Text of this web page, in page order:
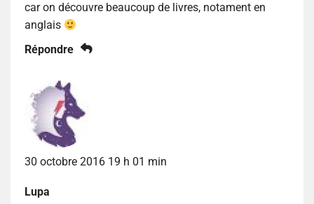
car on découvre beaucoup de livres, notament en
anglais
Répondre
30 octobre 2016 19 h 01 min
Lupa